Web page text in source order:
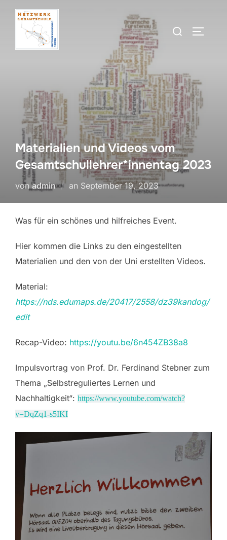
Zum
Inhalt
springen
Suchen
Materialien und Videos vom
Gesamtschullehrer*innentag 2023
vonadmin an Veröffentlicht
September 19, 2023
Was für ein schönes und hilfreiches Event.
Hier kommen die Links zu den eingestellten
Materialien und den von der Uni erstellten Videos.
Material:
https://nds.edumaps.de/20417/2558/dz39kandog/
edit
Recap-Video: https://youtu.be/6n454ZB38a8
Impulsvortrag von Prof. Dr. Ferdinand Stebner zum
Thema „Selbstreguliertes Lernen und
Nachhaltigkeit“: https://www.youtube.com/watch?
v=DqZq1-s5IKI